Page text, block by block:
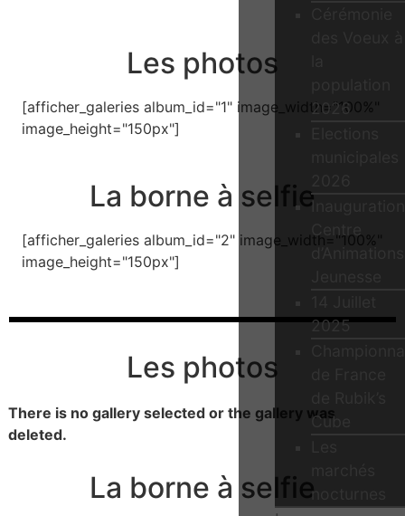
2026
Inauguration
2025
Cube
nocturnes
Les photos
[afficher_galeries album_id="1" image_width="100%"
image_height="150px"]
La borne à selfie
[afficher_galeries album_id="2" image_width="100%"
image_height="150px"]
Les photos
There is no gallery selected or the gallery was
deleted.
La borne à selfie